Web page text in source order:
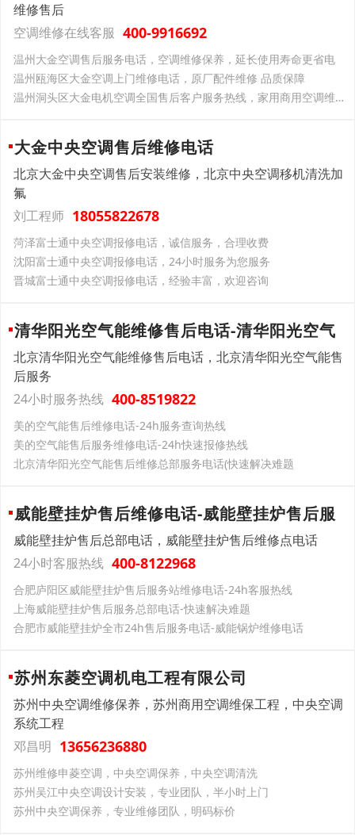
维修售后
空调维修在线客服 400-9916692
温州大金空调售后服务电话，空调维修保养，延长使用寿命更省电
温州瓯海区大金空调上门维修电话，原厂配件维修 品质保障
温州洞头区大金电机空调全国售后客户服务热线，家用商用空调维修，一站式贴心服务
大金中央空调售后维修电话
北京大金中央空调售后安装维修，北京中央空调移机清洗加
氟
刘工程师 18055822678
菏泽富士通中央空调报修电话，诚信服务，合理收费
沈阳富士通中央空调报修电话，24小时服务为您服务
晋城富士通中央空调报修电话，经验丰富，欢迎咨询
清华阳光空气能维修售后电话-清华阳光空气
北京清华阳光空气能维修售后电话，北京清华阳光空气能售
后服务
24小时服务热线 400-8519822
美的空气能售后维修电话-24h服务查询热线
美的空气能售后服务维修电话-24h快速报修热线
北京清华阳光空气能售后维修总部服务电话(快速解决难题
威能壁挂炉售后维修电话-威能壁挂炉售后服
威能壁挂炉售后总部电话，威能壁挂炉售后维修点电话
24小时客服热线 400-8122968
合肥庐阳区威能壁挂炉售后服务站维修电话-24h客服热线
上海威能壁挂炉售后服务总部电话-快速解决难题
合肥市威能壁挂炉全市24h售后服务电话-威能锅炉维修电话
苏州东菱空调机电工程有限公司
苏州中央空调维修保养，苏州商用空调维保工程，中央空调
系统工程
邓昌明 13656236880
苏州维修申菱空调，中央空调保养，中央空调清洗
苏州吴江中央空调设计安装，专业团队，半小时上门
苏州中央空调保养，专业维修团队，明码标价